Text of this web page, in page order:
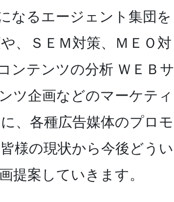
なるエージェント集団を
、ＳＥＭ対策、ＭＥＯ対
ンテンツの分析 ＷＥＢサ
ツ企画などのマーケティ
、各種広告媒体のプロモ
様の現状から今後どうい
提案していきます。